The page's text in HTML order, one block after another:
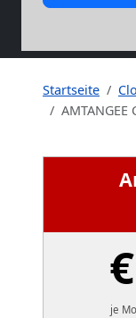
Startseite
je